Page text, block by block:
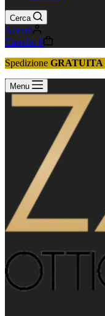
Cerca
Accedi
Carrello 0
Spedizione GRATUITA
Menu